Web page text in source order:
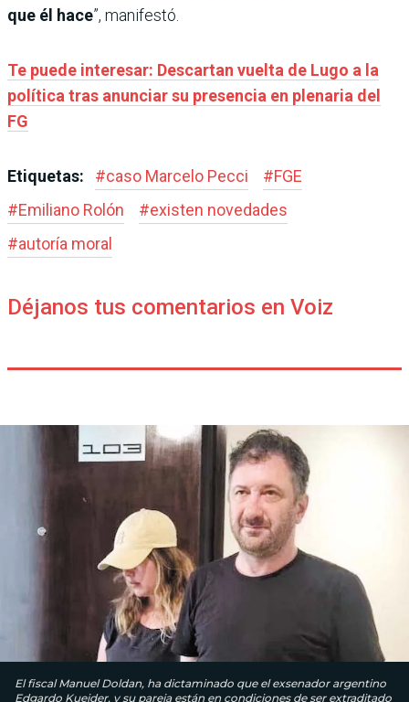
que él hace”, manifestó.
Te puede interesar: Descartan vuelta de Lugo a la
política tras anunciar su presencia en plenaria del
FG
Etiquetas: #caso Marcelo Pecci #FGE
#Emiliano Rolón #existen novedades
#autoría moral
Déjanos tus comentarios en Voiz
El fiscal Manuel Doldan, ha dictaminado que el exsenador argentino
Edgardo Kueider, y su pareja están en condiciones de ser extraditado